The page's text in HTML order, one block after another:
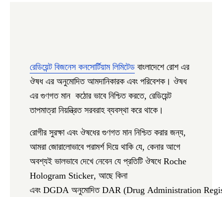
রেডিয়েন্ট বিজনেস কনসোর্টিয়াম লিমিটেড বাংলাদেশে রোশ এর
ঔষধ এর অনুমোদিত আমদানিকারক এবং পরিবেশক। ঔষধ
এর গুণগত মান কঠোর ভাবে নিশ্চিত করতে, রেডিয়েন্ট
তাপমাত্রা নিয়ন্ত্রিত সরবরাহ ব্যবস্থা করে থাকে।
রোগীর সুরক্ষা এবং ঔষধের গুণগত মান নিশ্চিত করার জন্য,
আমরা জোরালোভাবে পরামর্শ দিয়ে থাকি যে, কেনার আগে
অবশ্যই ভালভাবে দেখে নেবেন যে প্রতিটি ঔষধে Roche
Hologram Sticker, আছে কিনা
এবং DGDA অনুমোদিত DAR (Drug Administration R